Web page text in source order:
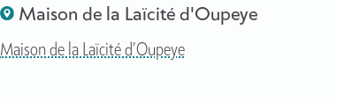
Maison de la Laïcité d'Oupeye
Maison de la Laïcité d’Oupeye